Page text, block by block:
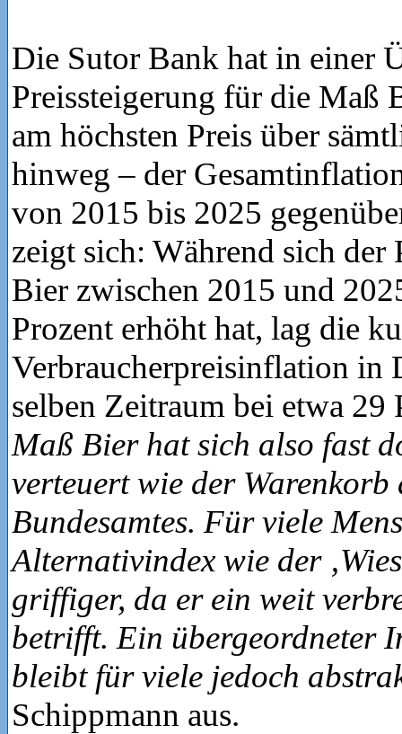
Die Sutor Bank hat in einer
Preissteigerung für die Maß
am höchsten Preis über
hinweg – der
von 2015 bis 2025
zeigt sich: Während sich der
Bier zwischen 2015 und
Prozent erhöht hat, lag die
Verbraucherpreisinflation in
selben Zeitraum bei etwa 29
Maß Bier hat sich also fast
verteuert wie der Warenkorb
Bundesamtes. Für viele
Alternativindex wie der
griffiger, da er ein weit
betrifft. Ein übergeordneter
bleibt für viele jedoch
Schippmann aus.